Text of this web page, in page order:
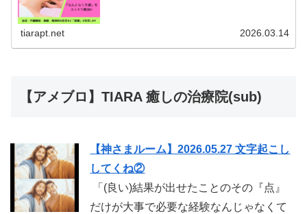
tiarapt.net 2026.03.14
【アメブロ】TIARA 癒しの治療院(sub)
【神さまルーム】2026.05.27 文字起こし
してくね②
「(良い)結果が出せたことのその『点』
だけが大事で必要な経験なんじゃなくて